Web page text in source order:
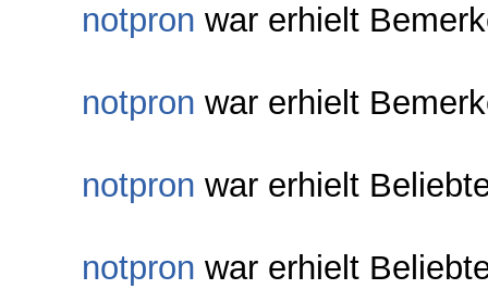
notpron war erhielt
notpron war erhielt
notpron war erhielt
notpron war erhielt